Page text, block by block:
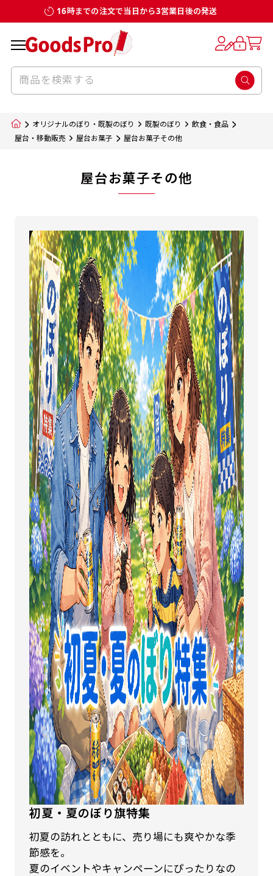
16時までの注文で当日から3営業日後の発送
オリジナルのぼり・既製のぼり 既製のぼり
飲食・食品
屋台・移動販売
屋台お菓子 屋台お菓子その他
屋台お菓子その他
初夏・夏のぼり旗特集
初夏の訪れとともに、売り場にも爽やかな季
節感を。
夏のイベントやキャンペーンにぴったりなの